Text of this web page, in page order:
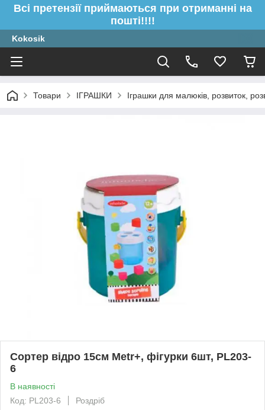
Всі претензії приймаються при отриманні на
пошті!!!!
Kokosik
Товари ІГРАШКИ Іграшки для малюків, розвиток,
Сортер відро 15см Metr+, фігурки 6шт, PL203-
6
В наявності
Код: PL203-6
Роздріб